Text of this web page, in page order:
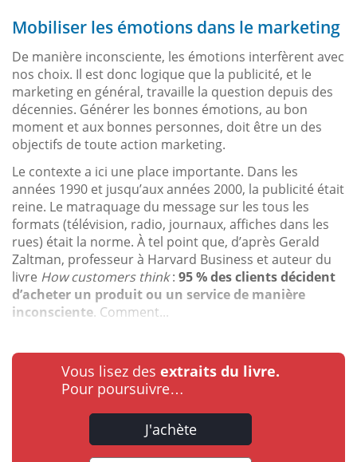
Mobiliser les émotions dans le marketing
De manière inconsciente, les émotions interfèrent avec
nos choix. Il est donc logique que la publicité, et le
marketing en général, travaille la question depuis des
décennies. Générer les bonnes émotions, au bon
moment et aux bonnes personnes, doit être un des
objectifs de toute action marketing.
Le contexte a ici une place importante. Dans les
années 1990 et jusqu’aux années 2000, la publicité était
reine. Le matraquage du message sur les tous les
formats (télévision, radio, journaux, affiches dans les
rues) était la norme. À tel point que, d’après Gerald
Zaltman, professeur à Harvard Business et auteur du
livre How customers think: 95 % des clients décident
d’acheter un produit ou un service de manière
inconsciente. Comment...
Vous lisez des extraits du livre.
Pour poursuivre…
J'achète